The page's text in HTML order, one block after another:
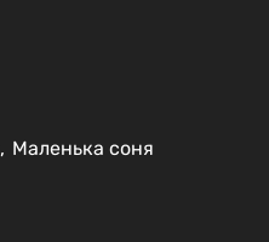
, Маленька соня